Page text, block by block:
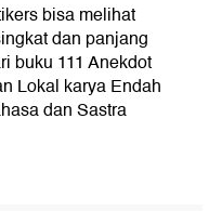
bisa melihat
dan panjang
buku 111 Anekdot
Lokal karya Endah
dan Sastra